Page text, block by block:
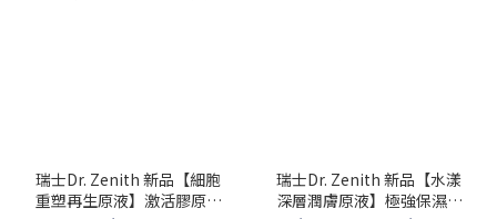
瑞士Dr. Zenith 新品【細胞
重塑再生原液】激活膠原蛋
瑞士Dr. Zenith 新品【水漾
深層潤膚原液】極強保濕｜